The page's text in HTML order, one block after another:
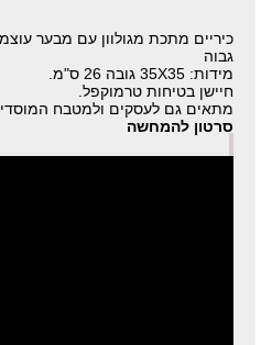
גבוה
מידות: 35X35 גובה 26 ס"מ.
חיישן בטיחות טרמוקפל.
מתאים גם לעסקים ולמטבח המוסדי.
סרטון להמחשה